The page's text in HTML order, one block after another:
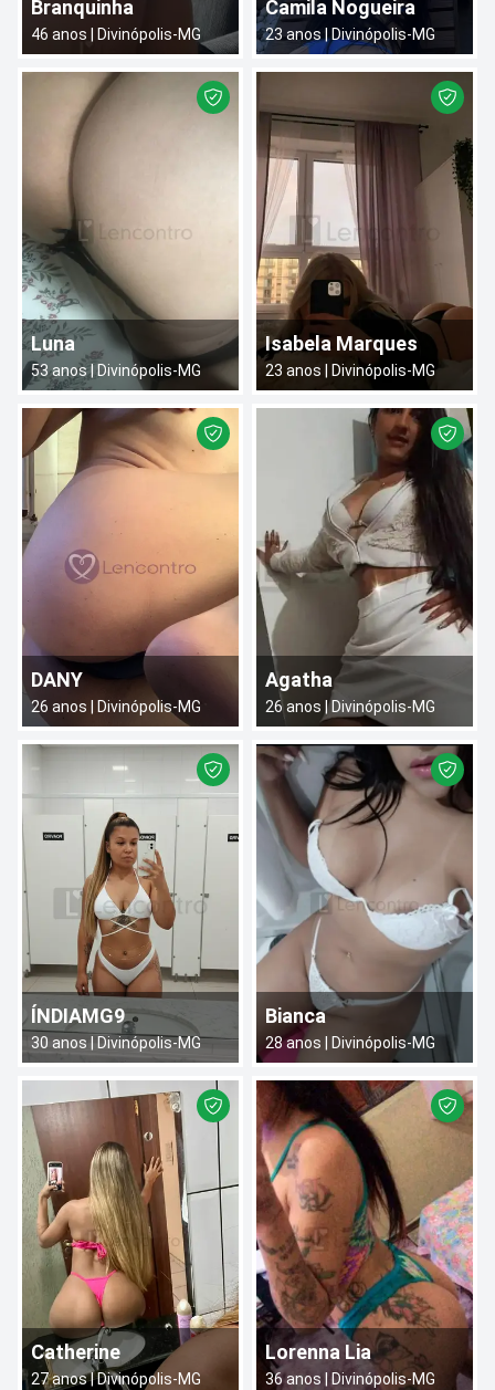
Branquinha
46 anos | Divinópolis-MG
Camila Nogueira
23anos | Divinópolis-MG
Luna
53anos | Divinópolis-MG
Isabela Marques
23 anos | Divinópolis-MG
DANY
26 anos | Divinópolis-MG
Agatha
26anos | Divinópolis-MG
ÍNDIAMG9
30 anos | Divinópolis-MG
Bianca
28anos | Divinópolis-MG
Catherine
27anos |Divinópolis-MG
Lorenna Lia
36anos | Divinópolis-MG